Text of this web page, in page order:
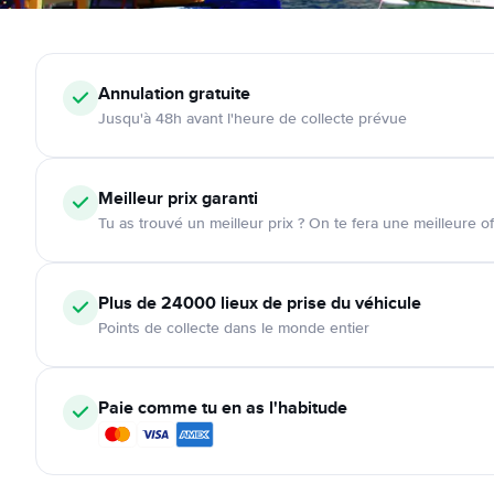
Annulationgratuite
Jusqu'à 48h avant l'heure de collecte prévue
Meilleur prix garanti
Tu as trouvé un meilleur prix ? On te fera une meilleure
Plus de 24000 lieux de prise du véhicule
Points de collecte dans le monde entier
Paie comme tu en as l'habitude